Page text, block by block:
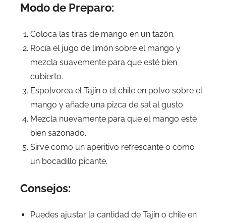
Modo de Preparo:
Coloca las tiras de mango en un tazón.
Rocía el jugo de limón sobre el mango y
mezcla suavemente para que esté bien
cubierto.
Espolvorea el Tajín o el chile en polvo sobre el
mango y añade una pizca de sal al gusto.
Mezcla nuevamente para que el mango esté
bien sazonado.
Sirve como un aperitivo refrescante o como
un bocadillo picante.
Consejos:
Puedes ajustar la cantidad de Tajín o chile en